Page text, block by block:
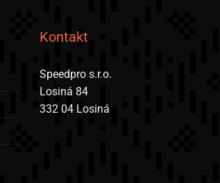
Kontakt
Speedpro s.r.o.
Losiná 84
332 04 Losiná